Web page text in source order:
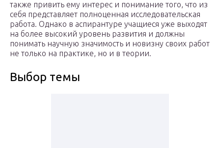
также привить ему интерес и понимание того, что из
себя представляет полноценная исследовательская
работа. Однако в аспирантуре учащиеся уже выходят
на более высокий уровень развития и должны
понимать научную значимость и новизну своих работ
не только на практике, но и в теории.
Выбор темы